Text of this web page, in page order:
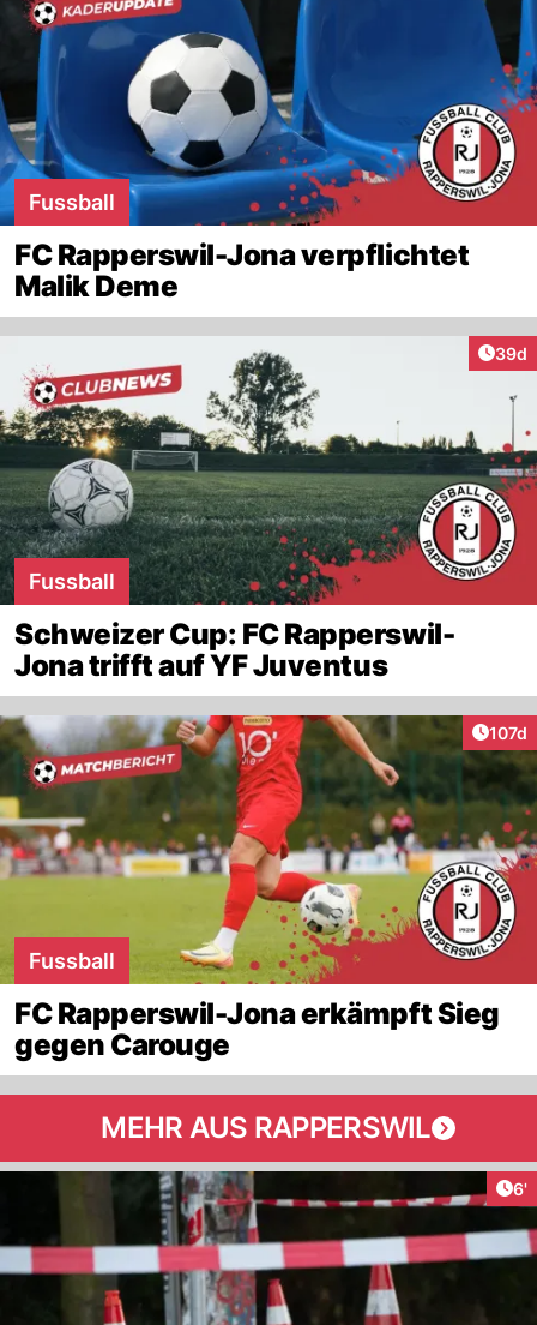
Fussball
FC Rapperswil-Jona verpflichtet
Malik Deme
39d
Fussball
Schweizer Cup: FC Rapperswil-
Jona trifft auf YF Juventus
107d
Fussball
FC Rapperswil-Jona erkämpft Sieg
gegen Carouge
MEHR AUS RAPPERSWIL
6'